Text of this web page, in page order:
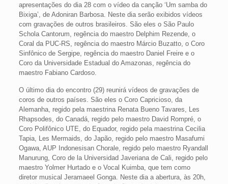
apresentações do dia 28 com o vídeo da canção ‘Um samba do
Bixiga’, de Adoniran Barbosa. Neste dia serão exibidos vídeos
com gravações de outros brasileiros. São eles o São Paulo
Schola Cantorum, regência do maestro Delphim Rezende, o
Coral da PUC-RS, regência do maestro Márcio Buzatto, o Coro
Sinfônico de Sergipe, regência do maestro Daniel Freire e o
Coro da Universidade Estadual do Amazonas, regência do
maestro Fabiano Cardoso.
O último dia do encontro (29) reunirá vídeos de gravações de
coros de outros países. São eles o Coro Capricioso, da
Alemanha, regido pela maestrina Renata Bueno Tavares, Les
Rhapsodes, do Canadá, regido pelo maestro David Rompré, o
Coro Polifônico UTE, do Equador, regido pela maestrina Cecilia
Tapia, Les Mermaids, do Japão, regido pelo maestro Masafumi
Ogawa, AUP Indonesisan Chorale, regido pelo maestro Ryandall
Manurung, Coro de la Universidad Javeriana de Cali, regido pelo
maestro Yolmer Hurtado e o Vocal Kuimba, que tem como
diretor musical Jeramaeel Gonga. Neste dia a abertura, às 20h,